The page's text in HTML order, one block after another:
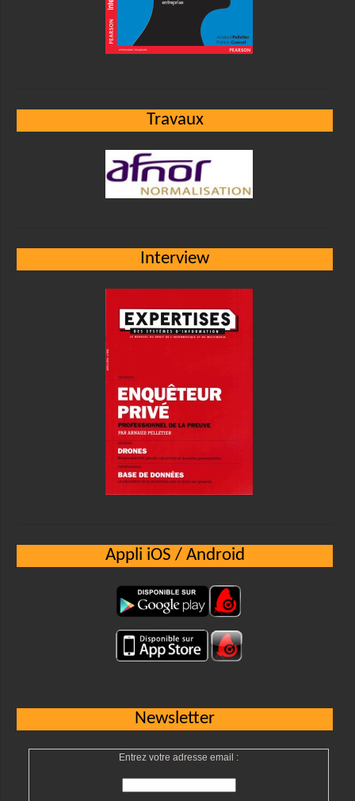
Travaux
Interview
Appli iOS / Android
Newsletter
Entrez votre adresse email :